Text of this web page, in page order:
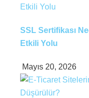
SSL Sertifikası
Etkili Yolu
Mayıs 20, 2026